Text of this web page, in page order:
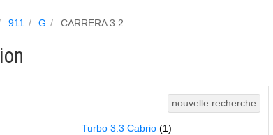
911 G CARRERA 3.2
nouvelle recherche
Turbo 3.3 Cabrio (1)